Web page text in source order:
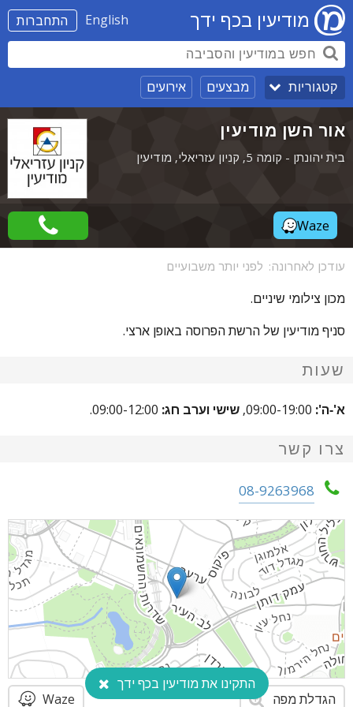
התחברות English מודיעין בכף ידך
קטגוריות מבצעים אירועים
אור השן מודיעין
בית יהונתן - קומה 5, קניון עזריאלי, מודיעין
Waze
עודכן לאחרונה: לפני יותר משבועיים
מכון צילומי שיניים.
סניף מודיעין של הרשת הפרוסה באופן ארצי.
שעות
א'-ה': 09:00-19:00, שישי וערב חג: 09:00-12:00.
צרו קשר
08-9263968
הגדלת מפה Waze
התקינו את מודיעין בכף ידך